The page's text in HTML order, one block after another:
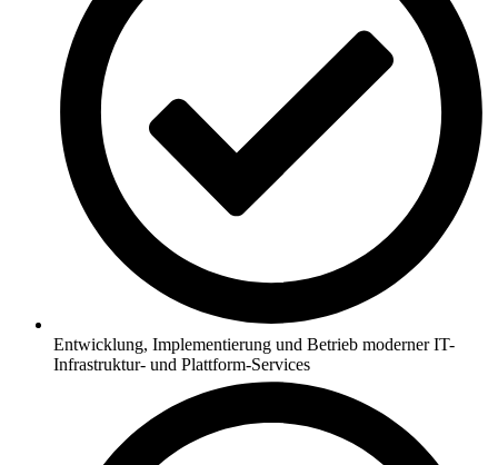
Entwicklung, Implementierung und Betrieb moderner IT-
Infrastruktur- und Plattform-Services